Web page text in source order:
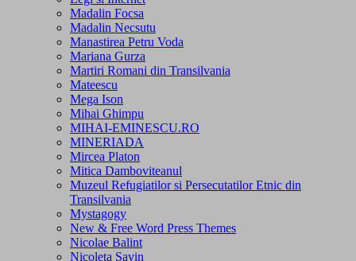
Madalin Focsa
Madalin Necsutu
Manastirea Petru Voda
Mariana Gurza
Martiri Romani din Transilvania
Mateescu
Mega Ison
Mihai Ghimpu
MIHAI-EMINESCU.RO
MINERIADA
Mircea Platon
Mitica Damboviteanul
Muzeul Refugiatilor si Persecutatilor Etnic din
Transilvania
Mystagogy
New & Free Word Press Themes
Nicolae Balint
Nicoleta Savin